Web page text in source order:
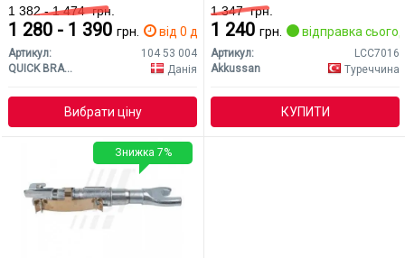
1 382 - 1 474грн.
1 280 - 1 390 грн. від 0 дн.
Артикул:
104 53 004
QUICK BRAKE
Данія
Вибрати ціну
1 347грн.
1 240 грн. відправка
Артикул:
LCC7016
Akkussan
Туреччина
КУПИТИ
Знижка 7%